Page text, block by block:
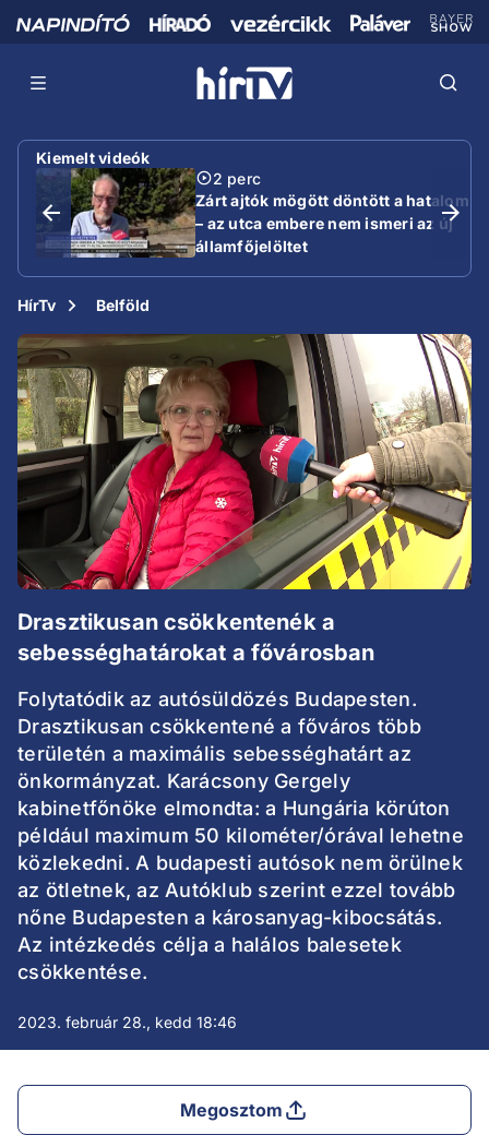
Kiemelt videók
2 perc
Zárt ajtók mögött döntött a hatalom
– az utca embere nem ismeri az új
államfőjelöltet
HírTv Belföld
Drasztikusan csökkentenék a
sebességhatárokat a fővárosban
Folytatódik az autósüldözés Budapesten.
Drasztikusan csökkentené a főváros több
területén a maximális sebességhatárt az
önkormányzat. Karácsony Gergely
kabinetfőnöke elmondta: a Hungária körúton
például maximum 50 kilométer/órával lehetne
közlekedni. A budapesti autósok nem örülnek
az ötletnek, az Autóklub szerint ezzel tovább
nőne Budapesten a károsanyag-kibocsátás.
Az intézkedés célja a halálos balesetek
csökkentése.
2023. február 28., kedd 18:46
Megosztom